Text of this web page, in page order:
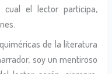
el lector participa,
de la literatura
soy un mentiroso